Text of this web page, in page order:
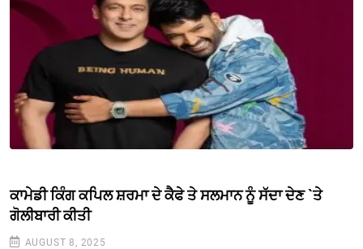
ਕਾਮੇਡੀ ਕਿੰਗ ਕਪਿਲ ਸ਼ਰਮਾ ਦੇ ਕੈਫੇ ਤੇ ਸਲਮਾਨ ਨੂੰ ਸੱਦਾ ਦੇਣ `ਤੇ
ਗੋਲੀਬਾਰੀ ਕੀਤੀ
AUGUST 8, 2025